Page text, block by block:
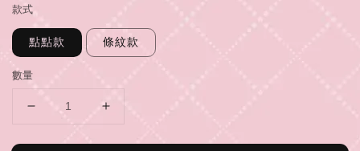
款式
點點款 條紋款
數量